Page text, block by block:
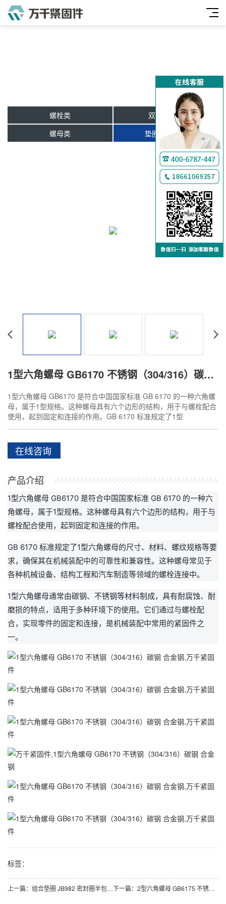
螺栓类
双头牙条类
螺母类
垫圈及挡圈类
1型六角螺母 GB6170 不锈钢（304/316）碳钢 合金钢
1型六角螺母 GB6170 是符合中国国家标准 GB 6170 的一种六角螺
母，属于1型规格。这种螺母具有六个边形的结构，用于与螺栓配合
使用，起到固定和连接的作用。GB 6170 标准规定了1型
在线咨询
产品介绍
1型六角螺母 GB6170 是符合中国国家标准 GB 6170 的一种六
角螺母，属于1型规格。这种螺母具有六个边形的结构，用于与
螺栓配合使用，起到固定和连接的作用。
GB 6170 标准规定了1型六角螺母的尺寸、材料、螺纹规格等要
求，确保其在机械装配中的可靠性和兼容性。这种螺母常见于
各种机械设备、结构工程和汽车制造等领域的螺栓连接中。
1型六角螺母通常由碳钢、不锈钢等材料制成，具有耐腐蚀、耐
磨损的特点，适用于多种环境下的使用。它们通过与螺栓配
合，实现零件的固定和连接，是机械装配中常用的紧固件之
一。
标签：
上一篇： 组合垫圈 JB982 密封圈半包组合垫 丁腈橡胶 下一篇： 2型六角螺母 GB6175 不锈钢（304/316）碳钢 合金钢
工